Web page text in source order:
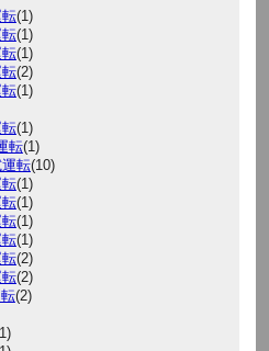
(1)
(1)
(1)
(2)
(1)
(1)
転(1)
転(10)
(1)
(1)
(1)
(1)
(2)
(2)
(2)